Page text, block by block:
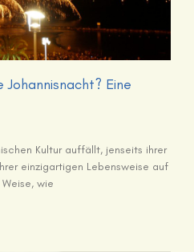
Eine
Kultur auffällt, jenseits ihrer
einzigartigen Lebensweise auf
wie